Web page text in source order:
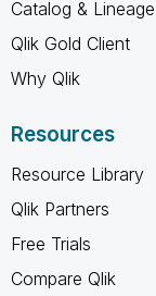
Catalog & Lineage
Qlik Gold Client
Why Qlik
Resources
Resource Library
Qlik Partners
Free Trials
Compare Qlik